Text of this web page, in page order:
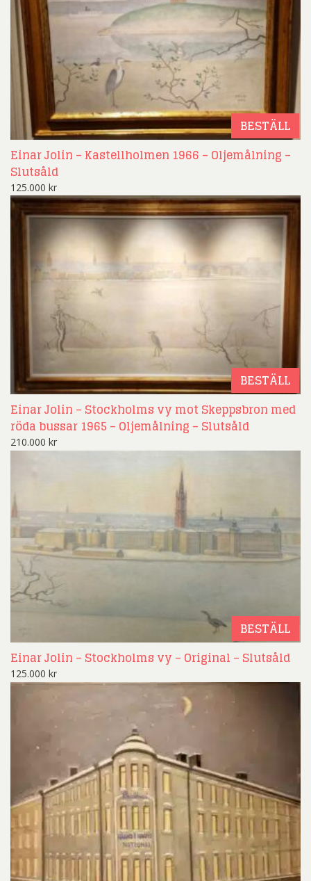
BESTÄLL
Einar Jolin – Kastellholmen 1966 – Oljemålning –
Slutsåld
125.000 kr
BESTÄLL
Einar Jolin – Stockholms vy mot Skeppsbron med
röda bussar 1965 – Oljemålning – Slutsåld
210.000 kr
BESTÄLL
Einar Jolin – Stockholms vy – Original – Slutsåld
125.000 kr